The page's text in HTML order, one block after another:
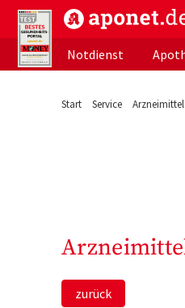
aponet.de - Das
Notdienst
Start Service
zurück